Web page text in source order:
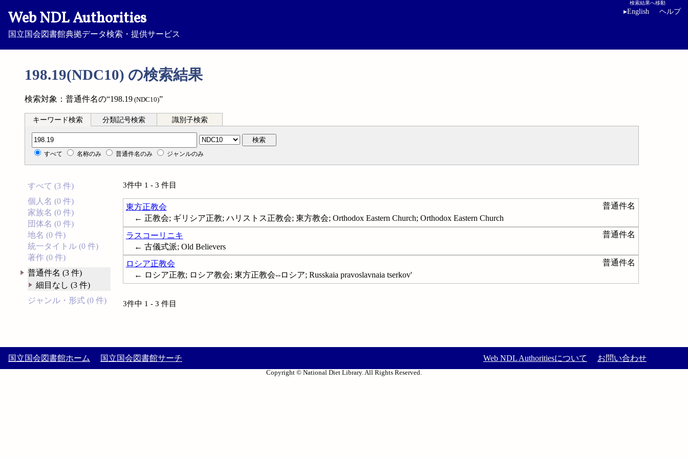
Web NDL Authorities
国立国会図書館典拠データ検索・提供サービス
検索結果へ移動
▸English ヘルプ
198.19(NDC10) の検索結果
検索対象：普通件名の“198.19 (NDC10)”
キーワード検索 分類記号検索 識別子検索
分類記号検索 検索
すべて 名称のみ 普通件名のみ ジャンルのみ
すべて (3 件)
個人名 (0 件)
家族名 (0 件)
団体名 (0 件)
地名 (0 件)
統一タイトル (0 件)
著作 (0 件)
普通件名 (3 件)
細目なし (3 件)
ジャンル・形式 (0 件)
3件中 1 - 3 件目
東方正教会
普通件名
← 正教会; ギリシア正教; ハリストス正教会; 東方教会; Orthodox Eastern Church; Orthodox Eastern Church
ラスコーリニキ
普通件名
← 古儀式派; Old Believers
ロシア正教会
普通件名
← ロシア正教; ロシア教会; 東方正教会--ロシア; Russkaia pravoslavnaia tserkov'
3件中 1 - 3 件目
国立国会図書館ホーム 国立国会図書館サーチ Web NDL Authoritiesについて お問い合わせ
Copyright © National Diet Library. All Rights Reserved.